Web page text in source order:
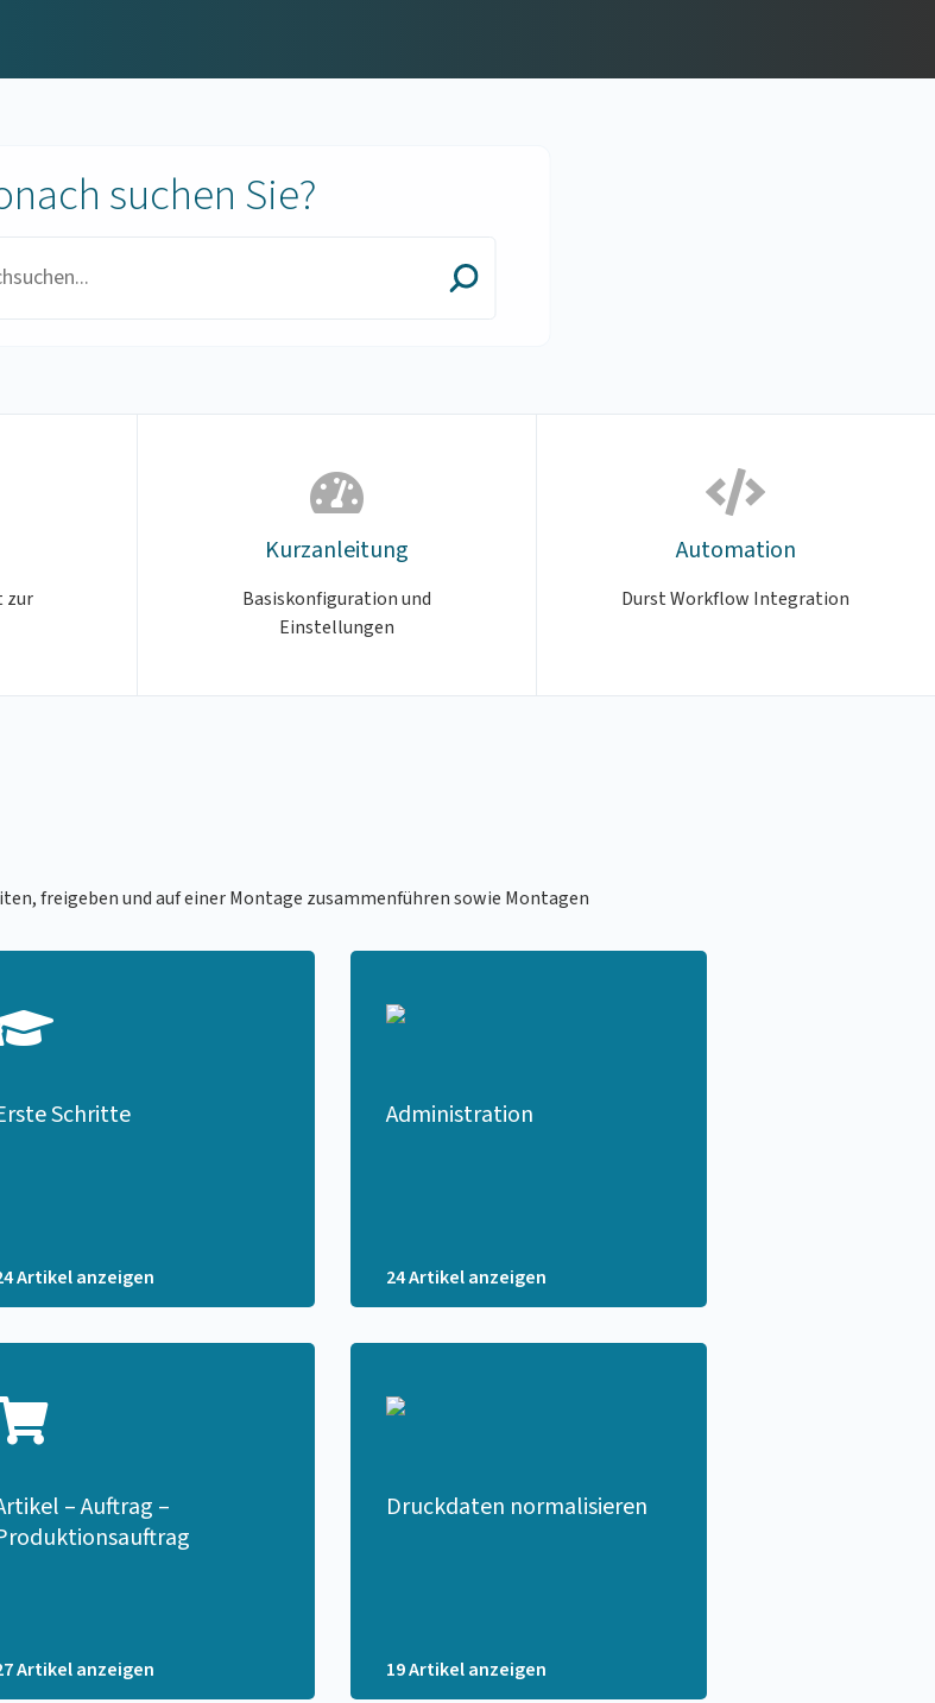
suchen Sie?
zur
Kurzanleitung
Basiskonfiguration und
Einstellungen
Automation
Durst Workflow Integration
freigeben und auf einer Montage zusammenführen sowie Montagen
Schritte
Artikel anzeigen
Administration
24 Artikel anzeigen
– Auftrag –
Artikel anzeigen
Druckdaten normalisieren
19 Artikel anzeigen